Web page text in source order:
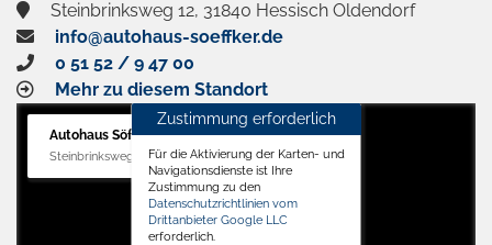
Steinbrinksweg 12, 31840 Hessisch Oldendorf
info@autohaus-soeffker.de
0 51 52 / 9 47 00
Mehr zu diesem Standort
Autohaus Söffker GmbH
Steinbrinksweg 12, 31840 Hessisch Oldendorf
Zustimmung erforderlich
Für die Aktivierung der Karten- und
Navigationsdienste ist Ihre
Zustimmung zu den
Datenschutzrichtlinien vom
Drittanbieter Google LLC
erforderlich.